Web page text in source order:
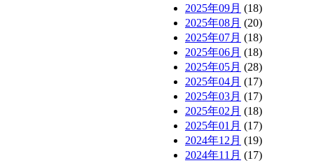
2025年09月 (18)
2025年08月 (20)
2025年07月 (18)
2025年06月 (18)
2025年05月 (28)
2025年04月 (17)
2025年03月 (17)
2025年02月 (18)
2025年01月 (17)
2024年12月 (19)
2024年11月 (17)